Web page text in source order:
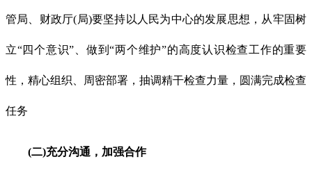
管局、财政厅(局)要坚持以人民为中心的发展思想，从牢固树
立“四个意识”、做到“两个维护”的高度认识检查工作的重要
性，精心组织、周密部署，抽调精干检查力量，圆满完成检查
任务
(二)充分沟通，加强合作